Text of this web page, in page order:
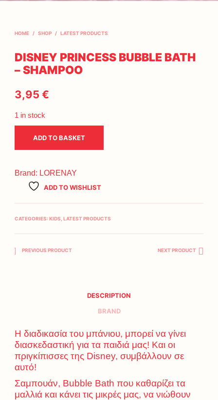
HOME / SHOP / LATEST PRODUCTS
DISNEY PRINCESS BUBBLE BATH
– SHAMPOO
3,95 €
1 in stock
ADD TO BASKET
Brand: LORENAY
ADD TO WISHLIST
CATEGORIES: KIDS LATEST PRODUCTS
PREVIOUS PRODUCT NEXT PRODUCT
DESCRIPTION
BRAND
Η διαδικασία του μπάνιου, μπορεί να γίνει
διασκεδαστική για τα παιδιά μας! Και οι
πριγκίπισσες της Disney, συμβάλλουν σε
αυτό!
Σαμπουάν, Bubble Bath που καθαρίζει τα
μαλλιά και κάνει τις μικρές μας, να νιώθουν